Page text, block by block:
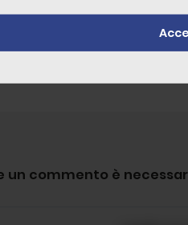
un commento è